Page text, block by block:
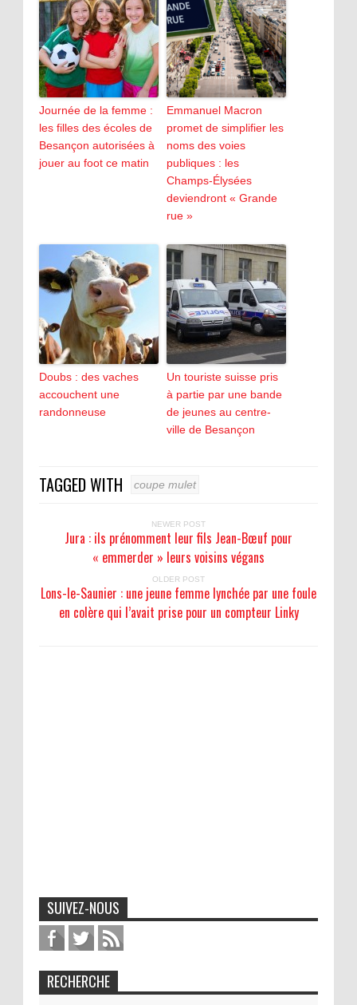
Journée de la femme :
les filles des écoles de
Besançon autorisées à
jouer au foot ce matin
Emmanuel Macron
promet de simplifier les
noms des voies
publiques : les
Champs-Élysées
deviendront « Grande
rue »
Doubs : des vaches
accouchent une
randonneuse
Un touriste suisse pris
à partie par une bande
de jeunes au centre-
ville de Besançon
TAGGED WITH coupe mulet
NEWER POST
Jura : ils prénomment leur fils Jean-Bœuf pour
« emmerder » leurs voisins végans
OLDER POST
Lons-le-Saunier : une jeune femme lynchée par une foule
en colère qui l’avait prise pour un compteur Linky
SUIVEZ-NOUS
RECHERCHE